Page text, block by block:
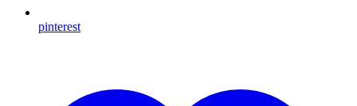
pinterest